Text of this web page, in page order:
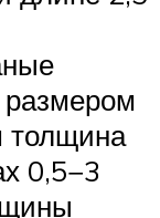
толщина
0,5−3